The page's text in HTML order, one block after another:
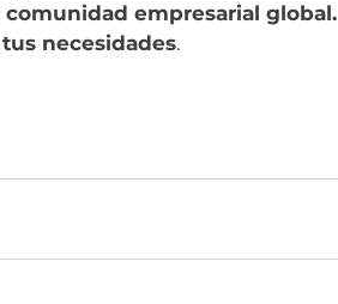
empresarial global.
necesidades.